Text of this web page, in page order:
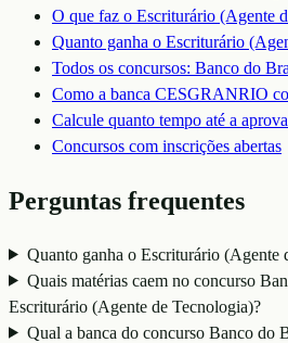
O que faz o Escriturário (Agente
Quanto ganha o Escriturário
Todos os concursos: Banco do
Como a banca CESGRANRIO
Calcule quanto tempo até a
Concursos com inscrições abertas
Perguntas frequentes
Quanto ganha o Escriturário (Agente
Quais matérias caem no concurso
Escriturário (Agente de Tecnologia)?
Qual a banca do concurso Banco do